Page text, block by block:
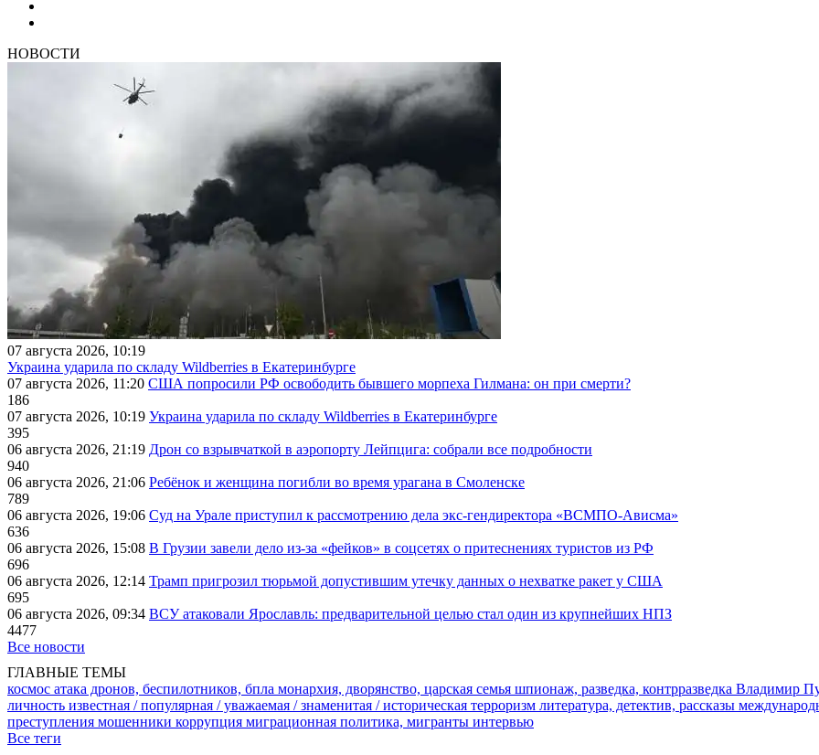
НОВОСТИ
07 августа 2026, 10:19
Украина ударила по складу Wildberries в Екатеринбурге
07 августа 2026, 11:20 США попросили РФ освободить бывшего морпеха Гилмана: он при смерти?
186
07 августа 2026, 10:19 Украина ударила по складу Wildberries в Екатеринбурге
395
06 августа 2026, 21:19 Дрон со взрывчаткой в аэропорту Лейпцига: собрали все подробности
940
06 августа 2026, 21:06 Ребёнок и женщина погибли во время урагана в Смоленске
789
06 августа 2026, 19:06 Суд на Урале приступил к рассмотрению дела экс-гендиректора «ВСМПО-Ависма»
636
06 августа 2026, 15:08 В Грузии завели дело из-за «фейков» в соцсетях о притеснениях туристов из РФ
696
06 августа 2026, 12:14 Трамп пригрозил тюрьмой допустившим утечку данных о нехватке ракет у США
695
06 августа 2026, 09:34 ВСУ атаковали Ярославль: предварительной целью стал один из крупнейших НПЗ
4477
Все новости
ГЛАВНЫЕ ТЕМЫ
космос атака дронов, беспилотников, бпла монархия, дворянство, царская семья шпионаж, разведка, контрразведка Владимир
личность известная / популярная / уважаемая / знаменитая / историческая терроризм литература, детектив, рассказы
преступления мошенники коррупция миграционная политика, мигранты интервью
Все теги